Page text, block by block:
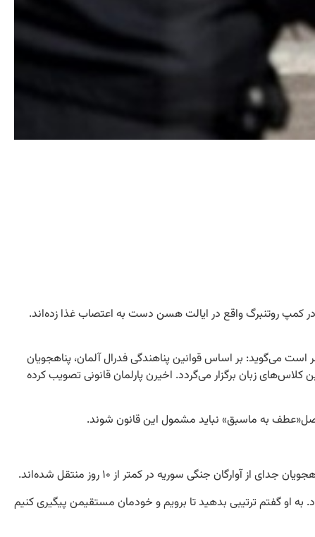
کمپ روتنبرگ واقع در ایالت هسن دست به اعتصاب غذا زده‌اند.
است می‌گوید: بر اساس قوانین پناهندگی فدرال آلمان، پناهجویان
کلاس‌های زبان برگزار می‌گردد. اخیرن پارلمان قانونی تصویب کرده
اصل«عطف به ما‌سبق» نباید مشمول این قانون شوند.
جنگی سوریه در کمتر از ۱۰ روز منتقل شده‌اند.
به او گفتم ترتیبی بدهید تا برویم و خودمان مستقیمن پیگیری کنیم